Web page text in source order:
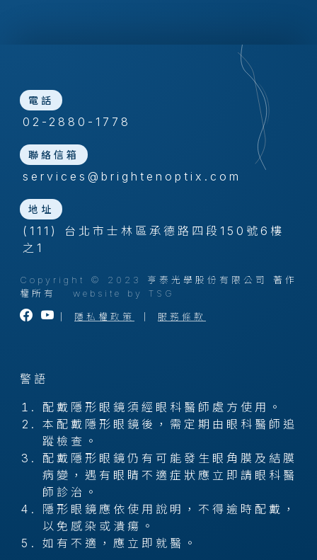
電話
02-2880-1778
聯絡信箱
services@brightenoptix.com
地址
(111) 台北市士林區承德路四段150號6樓
之1
Copyright © 2023 亨泰光學股份有限公司 著作
權所有 website by TSG
隱私權政策 服務條款
警語
配戴隱形眼鏡須經眼科醫師處方使用。
本配戴隱形眼鏡後，需定期由眼科醫師追
蹤檢查。
配戴隱形眼鏡仍有可能發生眼角膜及結膜
病變，遇有眼睛不適症狀應立即請眼科醫
師診治。
隱形眼鏡應依使用說明，不得逾時配戴，
以免感染或潰瘍。
如有不適，應立即就醫。